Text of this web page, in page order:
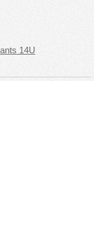
14U